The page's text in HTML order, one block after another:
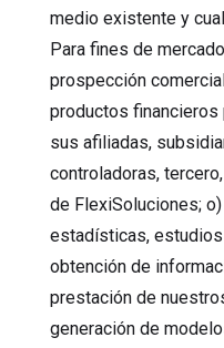
medio existente y
Para fines de
prospección
productos
sus afiliadas,
controladoras,
de FlexiSoluciones;
estadísticas,
obtención de
prestación de
generación de